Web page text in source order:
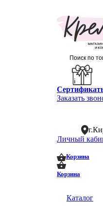
Заказать
Личный
Корзина
Корзина
Каталог